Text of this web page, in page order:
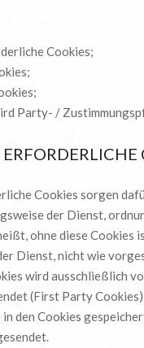
Cookies;
Party- /
Cookies sorgen
der Dienst,
ohne diese Cookies
Dienst, nicht wie
wird ausschließlich
(First Party
den Cookies